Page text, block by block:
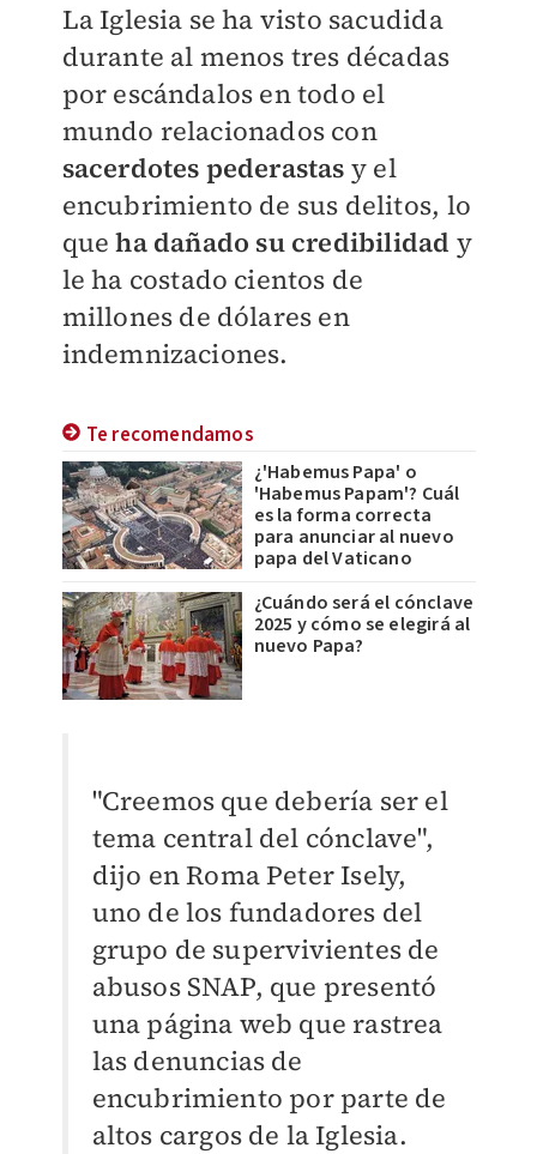
La Iglesia se ha visto sacudida
durante al menos tres décadas
por escándalos en todo el
mundo relacionados con
sacerdotes pederastas y el
encubrimiento de sus delitos, lo
que ha dañado su credibilidad y
le ha costado cientos de
millones de dólares en
indemnizaciones.
Te recomendamos
¿'Habemus Papa' o
'Habemus Papam'? Cuál
es la forma correcta
para anunciar al nuevo
papa del Vaticano
¿Cuándo será el cónclave
2025 y cómo se elegirá al
nuevo Papa?
​"Creemos que debería ser el
tema central del cónclave",
dijo en Roma Peter Isely,
uno de los fundadores del
grupo de supervivientes de
abusos SNAP, que presentó
una página web que rastrea
las denuncias de
encubrimiento por parte de
altos cargos de la Iglesia.